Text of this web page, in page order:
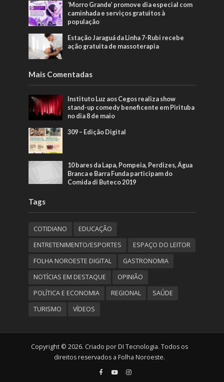
‘Morro Grande’ promove dia especial com
caminhada e serviços gratuitos à
população
Estação Jaraguá da Linha 7-Rubi recebe
ação gratuita de massoterapia
Mais Comentadas
Instituto Luz aos Cegos realiza show
stand-up comedy beneficente em Pirituba
no dia 8 de maio
309 – Edição Digital
10 bares da Lapa, Pompeia, Perdizes, Água
Branca e Barra Funda participam do
Comida di Buteco 2019
Tags
COTIDIANO
EDUCAÇÃO
ENTRETENIMENTO/ESPORTES
ESPAÇO DO LEITOR
FOLHA NOROESTE DIGITAL
GASTRONOMIA
NOTÍCIAS EM DESTAQUE
OPINIÃO
POLÍTICA E ECONOMIA
REGIONAL
SAÚDE
TURISMO
VÍDEOS
Copyright © 2026. Criado por DI Tecnologia. Todos os
direitos reservados a Folha Noroeste.